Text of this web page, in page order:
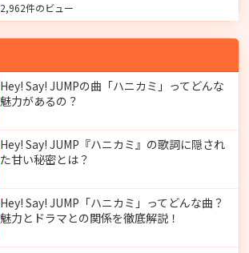
2,962件のビュー
Hey! Say! JUMPの曲「ハニカミ」ってどんな
魅力があるの？
Hey! Say! JUMP『ハニカミ』の歌詞に隠され
た甘い秘密とは？
Hey! Say! JUMP「ハニカミ」ってどんな曲？
魅力とドラマとの関係を徹底解説！